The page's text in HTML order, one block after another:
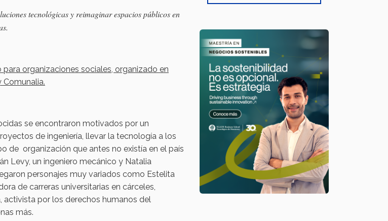
tecnológicas y reimaginar espacios públicos en
organizaciones sociales, organizado en
Comunalia.
se encontraron motivados por un
de ingeniería, llevar la tecnología a los
de organización que antes no existía en el país
Levy, un ingeniero mecánico y Natalia
personajes muy variados como Estelita
de carreras universitarias en cárceles,
activista por los derechos humanos del
más.